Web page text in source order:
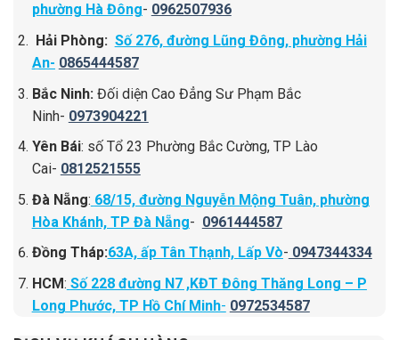
phường Hà Đông- 0962507936
Hải Phòng: Số 276, đường Lũng Đông, phường Hải
An- 0865444587
Bắc Ninh: Đối diện Cao Đẳng Sư Phạm Bắc
Ninh- 0973904221
Yên Bái: số Tổ 23 Phường Bắc Cường, TP Lào
Cai- 0812521555
Đà Nẵng: 68/15, đường Nguyễn Mộng Tuân, phường
Hòa Khánh, TP Đà Nẵng- 0961444587
Đồng Tháp:63A, ấp Tân Thạnh, Lấp Vò- 0947344334
HCM: Số 228 đường N7 ,KĐT Đông Thăng Long – P
Long Phước, TP Hồ Chí Minh- 0972534587